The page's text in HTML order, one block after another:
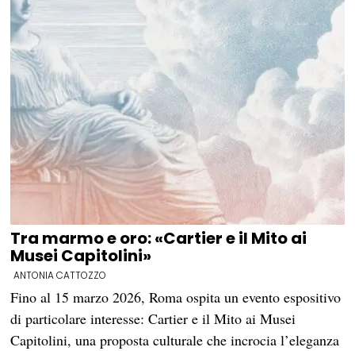
Tra marmo e oro: «Cartier e il Mito ai
Musei Capitolini»
ANTONIA CATTOZZO
Fino al 15 marzo 2026, Roma ospita un evento espositivo
di particolare interesse: Cartier e il Mito ai Musei
Capitolini, una proposta culturale che incrocia l’eleganza